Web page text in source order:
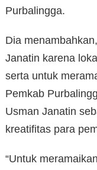
Purbalingga.
Dia
Janatin karena
serta untuk
Pemkab
Usman Janatin
kreatifitas para
“Untuk